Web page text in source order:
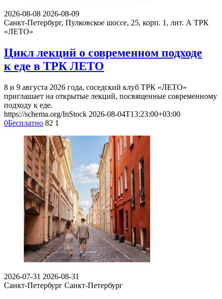
2026-08-08 2026-08-09
Санкт-Петербург, Пулковское шоссе, 25, корп. 1, лит. А ТРК
«ЛЕТО»
Цикл лекций о современном подходе
к еде в ТРК ЛЕТО
8 и 9 августа 2026 года, соседский клуб ТРК «ЛЕТО»
приглашает на открытые лекций, посвященные современному
подходу к еде.
https://schema.org/InStock 2026-08-04T13:23:00+03:00
0Бесплатно 82 1
2026-07-31 2026-08-31
Санкт-Петербург Санкт-Петербург